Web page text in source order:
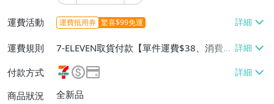
運費活動 運費抵用券 驚喜$99免運
運費規則
7-ELEVEN取貨付款【單件運費$38、消費滿
$299免運費】、7-ELEVEN取貨不付款【單
件運費$38、消費滿$299免運費】、郵局掛
號【單件運費$60、消費滿$299免運費】
付款方式
商品狀況
全新品